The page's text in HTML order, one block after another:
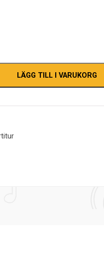
LÄGG TILL I VARUKORG